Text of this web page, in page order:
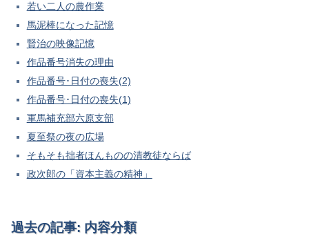
若い二人の農作業
馬泥棒になった記憶
賢治の映像記憶
作品番号消失の理由
作品番号･日付の喪失(2)
作品番号･日付の喪失(1)
軍馬補充部六原支部
夏至祭の夜の広場
そもそも拙者ほんものの清教徒ならば
政次郎の「資本主義の精神」
過去の記事: 内容分類